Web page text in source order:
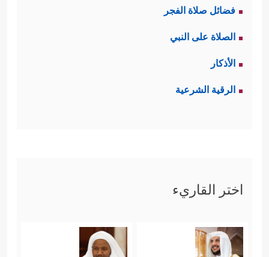
فضائل صلاة الفجر
الصلاة على النبي
الأذكار
الرقية الشرعية
اختر القاريء